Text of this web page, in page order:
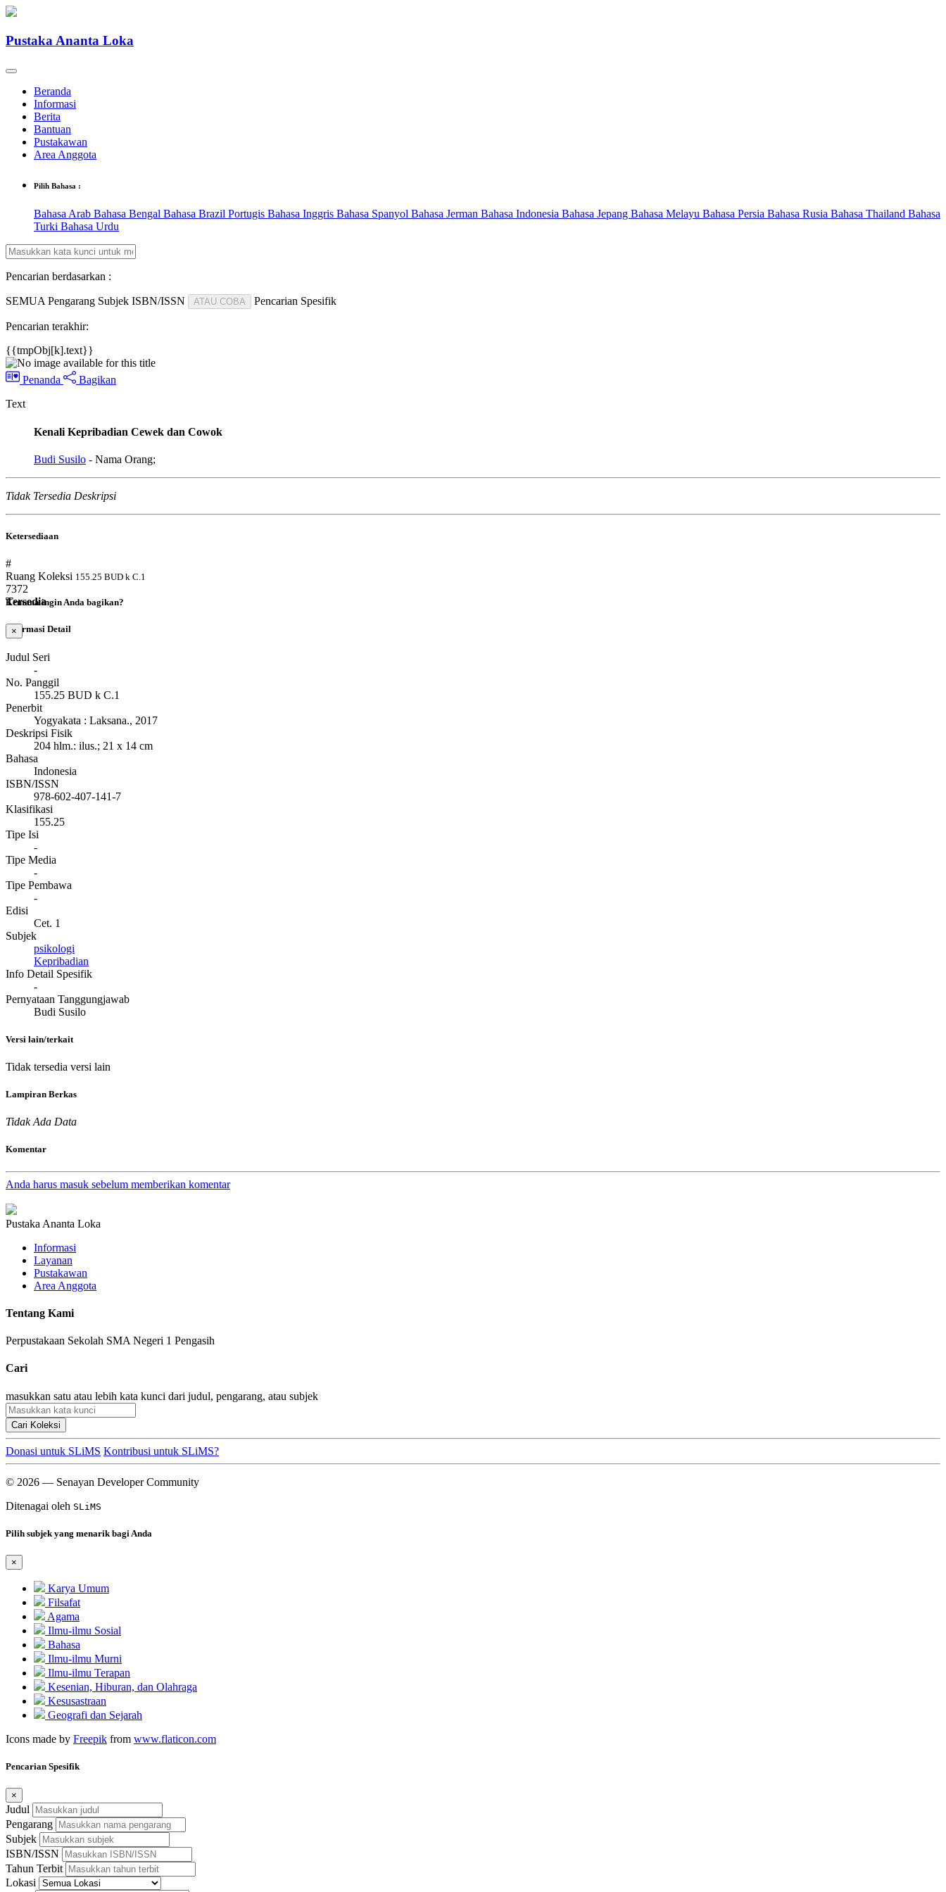
Pustaka Ananta Loka
Beranda
Informasi
Berita
Bantuan
Pustakawan
Area Anggota
Pilih Bahasa :
Bahasa Arab Bahasa Bengal Bahasa Brazil Portugis Bahasa Inggris Bahasa Spanyol Bahasa Jerman Bahasa Indonesia Bahasa Jepang Bahasa Melayu Bahasa Persia Bahasa Rusia Bahasa Thailand Bahasa
Turki Bahasa Urdu
Pencarian berdasarkan :
SEMUA Pengarang Subjek ISBN/ISSN ATAU COBA Pencarian Spesifik
Pencarian terakhir:
{{tmpObj[k].text}}
Penanda
Bagikan
Text
Kenali Kepribadian Cewek dan Cowok
Budi Susilo - Nama Orang;
Tidak Tersedia Deskripsi
Ketersediaan
#
Ruang Koleksi 155.25 BUD k C.1
7372
Tersedia
Informasi Detail
Judul Seri
-
No. Panggil
155.25 BUD k C.1
Penerbit
Yogyakata : Laksana., 2017
Deskripsi Fisik
204 hlm.: ilus.; 21 x 14 cm
Bahasa
Indonesia
ISBN/ISSN
978-602-407-141-7
Klasifikasi
155.25
Tipe Isi
-
Tipe Media
-
Tipe Pembawa
-
Edisi
Cet. 1
Subjek
psikologi
Kepribadian
Info Detail Spesifik
-
Pernyataan Tanggungjawab
Budi Susilo
Versi lain/terkait
Tidak tersedia versi lain
Lampiran Berkas
Tidak Ada Data
Komentar
Anda harus masuk sebelum memberikan komentar
Pustaka Ananta Loka
Informasi
Layanan
Pustakawan
Area Anggota
Tentang Kami
Perpustakaan Sekolah SMA Negeri 1 Pengasih
Cari
masukkan satu atau lebih kata kunci dari judul, pengarang, atau subjek
Cari Koleksi
Donasi untuk SLiMS Kontribusi untuk SLiMS?
© 2026 — Senayan Developer Community
Ditenagai oleh SLiMS
Pilih subjek yang menarik bagi Anda
×
Karya Umum
Filsafat
Agama
Ilmu-ilmu Sosial
Bahasa
Ilmu-ilmu Murni
Ilmu-ilmu Terapan
Kesenian, Hiburan, dan Olahraga
Kesusastraan
Geografi dan Sejarah
Icons made by Freepik from www.flaticon.com
Pencarian Spesifik
×
Judul
Pengarang
Subjek
ISBN/ISSN
Tahun Terbit
Lokasi
Kemana ingin Anda bagikan?
×